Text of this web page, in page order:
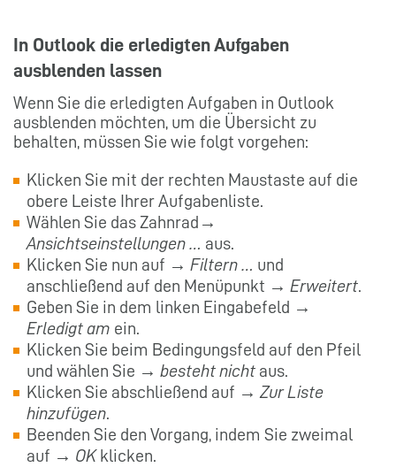
In Outlook die erledigten Aufgaben
ausblenden lassen
Wenn Sie die erledigten Aufgaben in Outlook
ausblenden möchten, um die Übersicht zu
behalten, müssen Sie wie folgt vorgehen:
Klicken Sie mit der rechten Maustaste auf die
obere Leiste Ihrer Aufgabenliste.
Wählen Sie das Zahnrad→
Ansichtseinstellungen … aus.
Klicken Sie nun auf → Filtern … und
anschließend auf den Menüpunkt → Erweitert.
Geben Sie in dem linken Eingabefeld →
Erledigt am ein.
Klicken Sie beim Bedingungsfeld auf den Pfeil
und wählen Sie → besteht nicht aus.
Klicken Sie abschließend auf → Zur Liste
hinzufügen.
Beenden Sie den Vorgang, indem Sie zweimal
auf → OKklicken.